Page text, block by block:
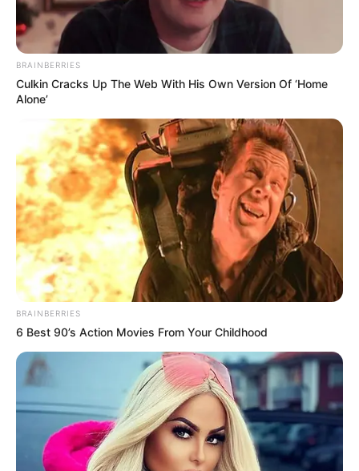
Simo
28/07/2021
Ein kostenloser BildeditorAdobe Spark Post ist eine
kostenlose Anwendung für mobile Geräte, mit der Sie
Bilder bearbeiten und Grafiken erstellen können. Es
stehen viele Werkzeuge zur Verfügung, mit denen Sie
Grafiken in eine große Auswahl an Stilen verändern
können. Sobald Sie fertig sind, können Sie
BRAINBERRIES
Culkin Cracks Up The Web With His Own Version Of ‘Home
Alone’
BRAINBERRIES
6 Best 90’s Action Movies From Your Childhood